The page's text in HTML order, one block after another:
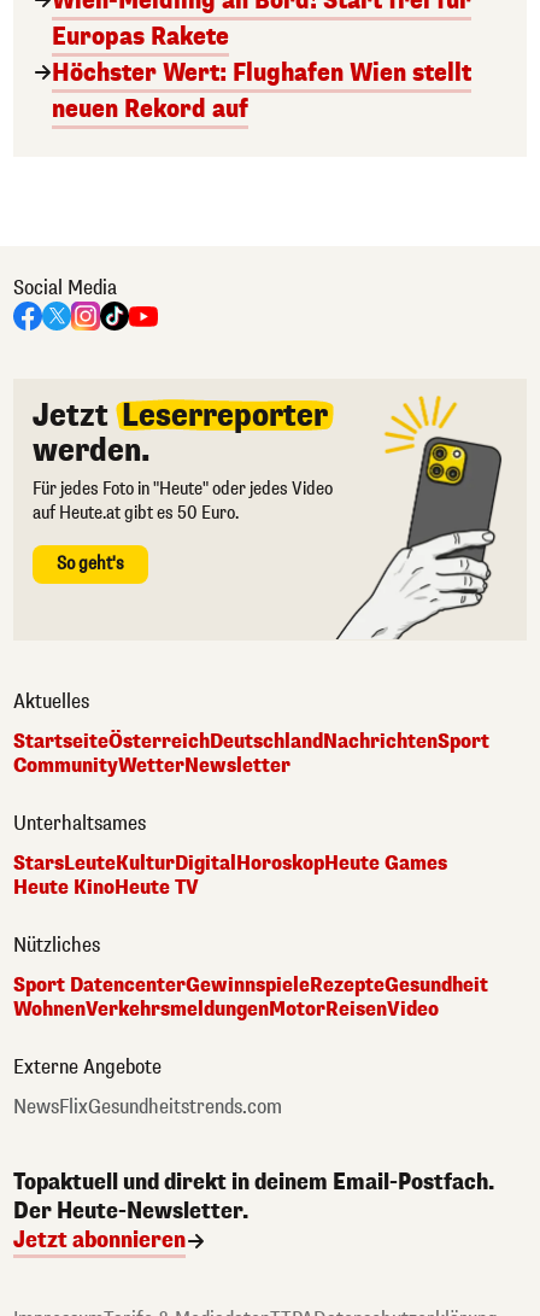
Europas Rakete
Höchster Wert: Flughafen Wien stellt
neuen Rekord auf
Social Media
Jetzt Leserreporter
werden.
Für jedes Foto in "Heute" oder jedes Video
auf Heute.at gibt es 50 Euro.
So geht's
Aktuelles
StartseiteÖsterreichDeutschlandNachrichtenSport
CommunityWetterNewsletter
Unterhaltsames
StarsLeuteKulturDigital HoroskopHeute Games
Heute KinoHeute TV
Nützliches
Sport DatencenterGewinnspieleRezepteGesundheit
WohnenVerkehrsmeldungenMotorReisenVideo
Externe Angebote
NewsFlixGesundheitstrends.com
Topaktuell und direkt in deinem Email-Postfach.
Der Heute-Newsletter.
Jetzt abonnieren